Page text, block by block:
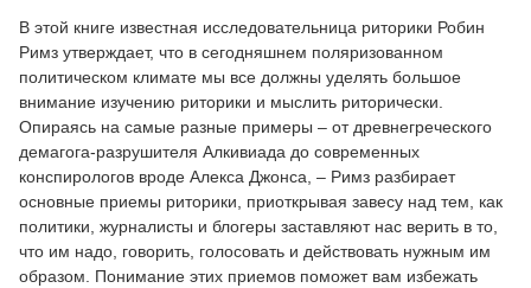
В этой книге известная исследовательница риторики Робин
Римз утверждает, что в сегодняшнем поляризованном
политическом климате мы все должны уделять большое
внимание изучению риторики и мыслить риторически.
Опираясь на самые разные примеры – от древнегреческого
демагога-разрушителя Алкивиада до современных
конспирологов вроде Алекса Джонса, – Римз разбирает
основные приемы риторики, приоткрывая завесу над тем, как
политики, журналисты и блогеры заставляют нас верить в то,
что им надо, говорить, голосовать и действовать нужным им
образом. Понимание этих приемов поможет вам избежать